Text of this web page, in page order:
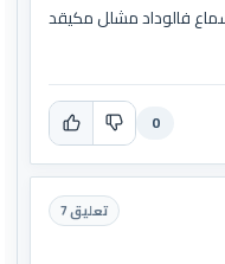
فالوداد مشلل مكيقد
0
تعليق 7